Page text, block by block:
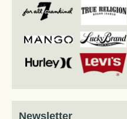
Newsletter